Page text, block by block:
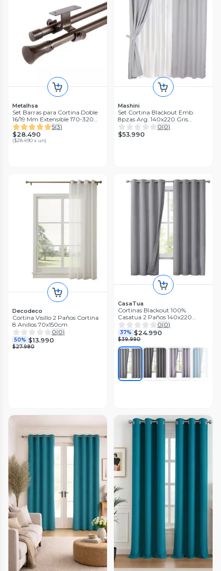
Metalhsa
Set Barras para Cortina Doble
16/19 Mm Extensible 170-320
Cm A Techo Café Cónico
5(3)
$28.490
($28.490 x un)
Mashini
Set Cortina Blackout Emb.
8pzas Arg. 140x220 Gris
Frutillar
0(0)
$53.990
Decodeco
Cortina Visillo 2 Paños Cortina
8 Anillos 70x150cm
0(0)
50% $13.990
$27.980
CasaTua
Cortinas Blackout 100%
Casatua 2 Paños 140x220
Textura Lino
0(0)
37% $24.990
$39.990